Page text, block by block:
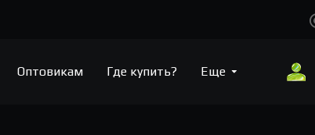
Оптовикам Где купить? Еще